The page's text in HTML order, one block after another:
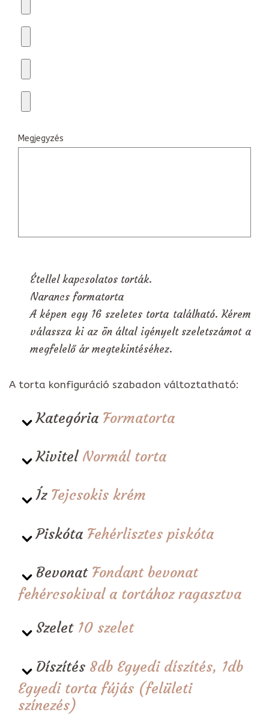
Megjegyzés
Étellel kapcsolatos torták.
Narancs formatorta
A képen egy 16 szeletes torta található. Kérem
válassza ki az ön által igényelt szeletszámot a
megfelelő ár megtekintéséhez.
A torta konfiguráció szabadon változtatható:
Kategória Formatorta
Kivitel Normál torta
Íz Tejcsokis krém
Piskóta Fehérlisztes piskóta
Bevonat Fondant bevonat
fehércsokival a tortához ragasztva
Szelet 10 szelet
Díszítés 8db Egyedi díszítés, 1db
Egyedi torta fújás (felületi
színezés)